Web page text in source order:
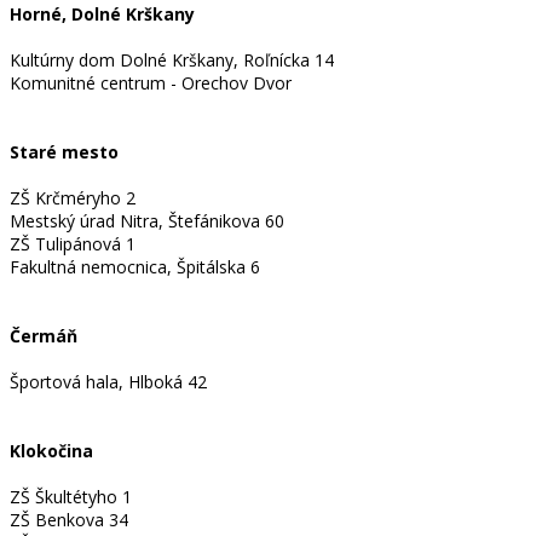
Horné, Dolné Krškany
Kultúrny dom Dolné Krškany, Roľnícka 14
Komunitné centrum - Orechov Dvor
Staré mesto
ZŠ Krčméryho 2
Mestský úrad Nitra, Štefánikova 60
ZŠ Tulipánová 1
Fakultná nemocnica, Špitálska 6
Čermáň
Športová hala, Hlboká 42
Klokočina
ZŠ Škultétyho 1
ZŠ Benkova 34